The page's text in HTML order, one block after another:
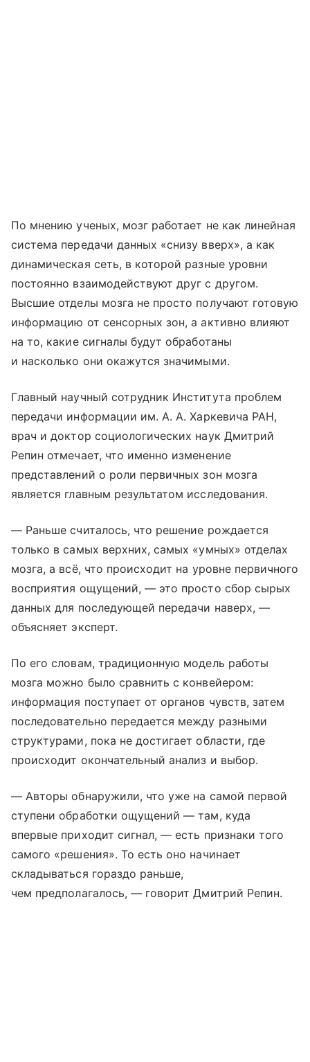
По мнению ученых, мозг работает не как линейная
система передачи данных «снизу вверх», а как
динамическая сеть, в которой разные уровни
постоянно взаимодействуют друг с другом.
Высшие отделы мозга не просто получают готовую
информацию от сенсорных зон, а активно влияют
на то, какие сигналы будут обработаны
и насколько они окажутся значимыми.
Главный научный сотрудник Института проблем
передачи информации им. А. А. Харкевича РАН,
врач и доктор социологических наук Дмитрий
Репин отмечает, что именно изменение
представлений о роли первичных зон мозга
является главным результатом исследования.
— Раньше считалось, что решение рождается
только в самых верхних, самых «умных» отделах
мозга, а всё, что происходит на уровне первичного
восприятия ощущений, — это просто сбор сырых
данных для последующей передачи наверх, —
объясняет эксперт.
По его словам, традиционную модель работы
мозга можно было сравнить с конвейером:
информация поступает от органов чувств, затем
последовательно передается между разными
структурами, пока не достигает области, где
происходит окончательный анализ и выбор.
— Авторы обнаружили, что уже на самой первой
ступени обработки ощущений — там, куда
впервые приходит сигнал, — есть признаки того
самого «решения». То есть оно начинает
складываться гораздо раньше,
чем предполагалось, — говорит Дмитрий Репин.